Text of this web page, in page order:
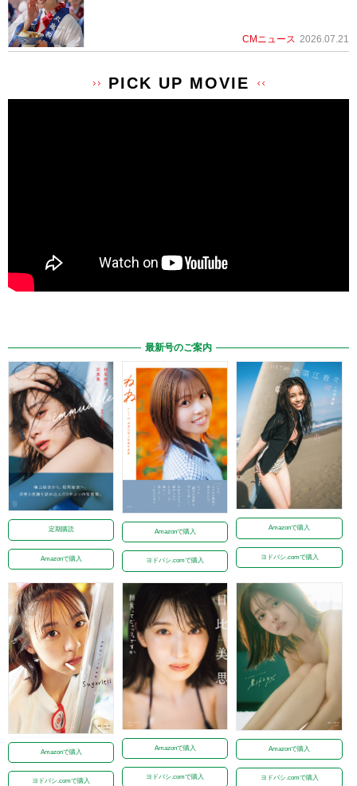
CMニュース 2026.07.21
PICK UP MOVIE
最新号のご案内
定期購読
Amazonで購入
Amazonで購入
ヨドバシ.comで購入
Amazonで購入
ヨドバシ.comで購入
Amazonで購入
ヨドバシ.comで購入
Amazonで購入
ヨドバシ.comで購入
Amazonで購入
ヨドバシ.comで購入